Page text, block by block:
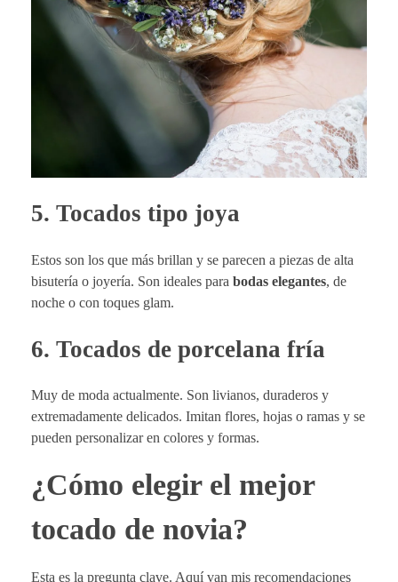
5. Tocados tipo joya
Estos son los que más brillan y se parecen a piezas de alta
bisutería o joyería. Son ideales para bodas elegantes, de
noche o con toques glam.
6. Tocados de porcelana fría
Muy de moda actualmente. Son livianos, duraderos y
extremadamente delicados. Imitan flores, hojas o ramas y se
pueden personalizar en colores y formas.
¿Cómo elegir el mejor
tocado de novia?
Esta es la pregunta clave. Aquí van mis recomendaciones